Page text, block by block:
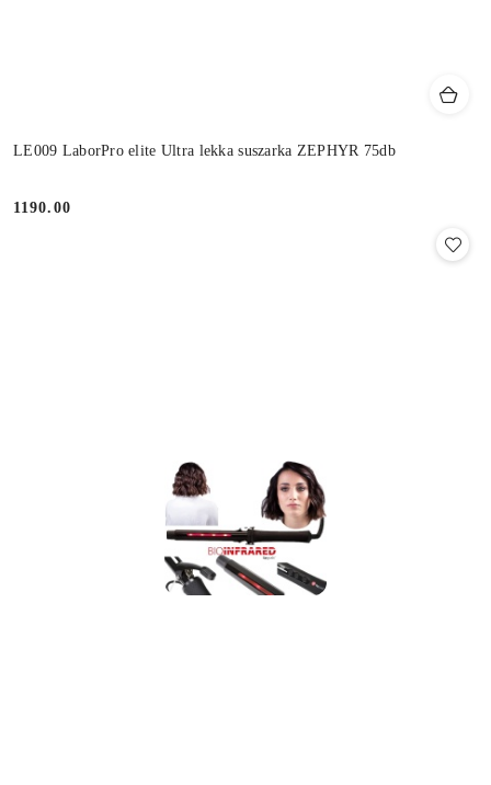
LE009 LaborPro elite Ultra lekka suszarka ZEPHYR 75db
Cena:
1190.00